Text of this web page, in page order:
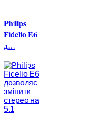
Philips
Fidelio E6
д…